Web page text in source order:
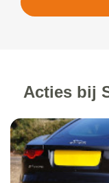
Acties bij